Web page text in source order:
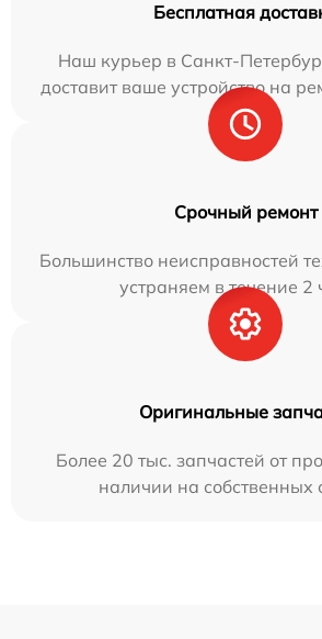
Бесплатная
Наш курьер в Санкт-
доставит ваше устройство на
Срочный ремонт
Большинство неисправностей
устраняем в течение 2
Оригинальные
Более 20 тыс. запчастей от
наличии на собственных